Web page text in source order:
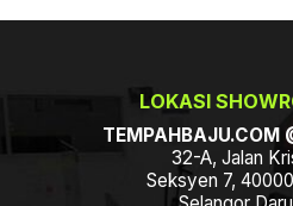
LOKASI
TEMPAHBAJU.COM
32-A, Jalan
Seksyen 7,